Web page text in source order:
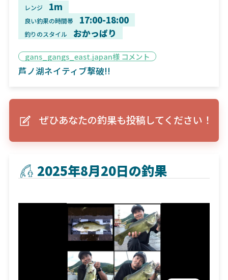
レンジ
1m
良い釣果の時間帯 17:00-18:00
釣りのスタイル おかっぱり
gans_gangs_east.japan様 コメント
芦ノ湖ネイティブ撃破!!
ぜひあなたの釣果も投稿してください！
2025年8月20日の釣果